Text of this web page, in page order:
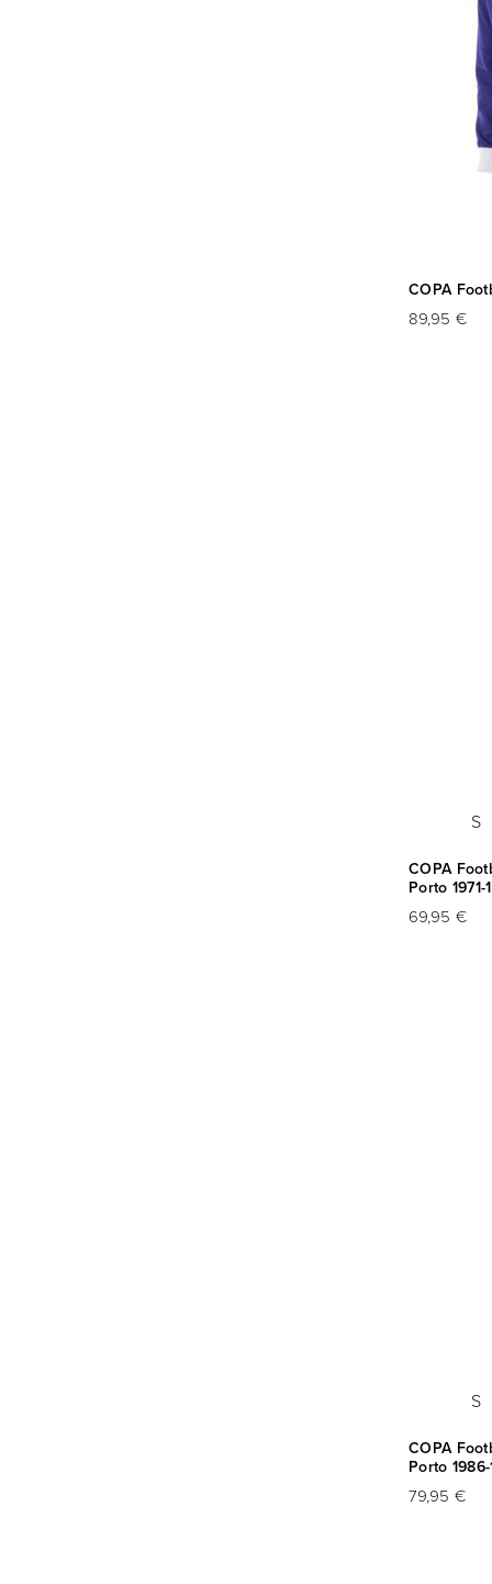
COPA
89,95 €
S
COPA
Porto 1971-
69,95 €
S
COPA
Porto
79,95 €